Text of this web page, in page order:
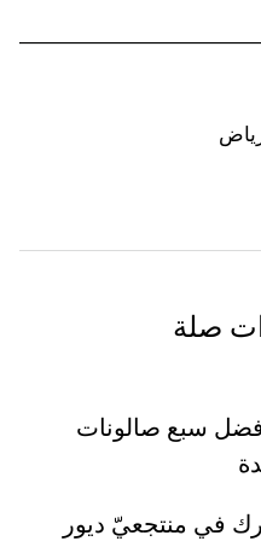
صلة
سبع صالونات
في منتجعيّ ديور